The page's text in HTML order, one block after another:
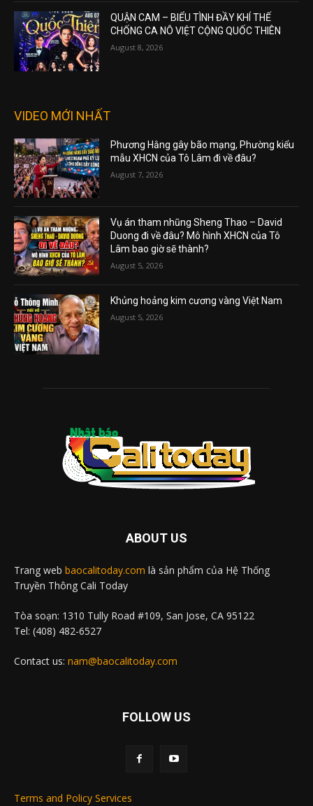
QUẬN CAM – BIỂU TÌNH ĐẦY KHÍ THẾ
CHỐNG CA NÔ VIỆT CỘNG QUỐC THIÊN
August 8, 2026
VIDEO MỚI NHẤT
Phương Hằng gây bão mạng, Phường kiểu
mẫu XHCN của Tô Lâm đi về đâu?
August 7, 2026
Vụ án tham nhũng Sheng Thao – David
Duong đi về đâu? Mô hình XHCN của Tô
Lâm bao giờ sẽ thành?
August 5, 2026
Khủng hoảng kim cương vàng Việt Nam
August 5, 2026
ABOUT US
Trang web baocalitoday.com là sản phẩm của Hệ Thống
Truyền Thông Cali Today
Tòa soạn: 1310 Tully Road #109, San Jose, CA 95122
Tel: (408) 482-6527
Contact us: nam@baocalitoday.com
FOLLOW US
Terms and Policy Services